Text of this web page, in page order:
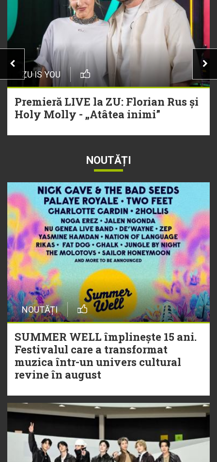
ZU IS YOU
Premieră LIVE la ZU: Florian Rus și
Holy Molly - „Atâtea inimi”
NOUTĂȚI
NOUTĂȚI
SUMMER WELL împlinește 15 ani.
Festivalul care a transformat
muzica într-un univers cultural
revine în august